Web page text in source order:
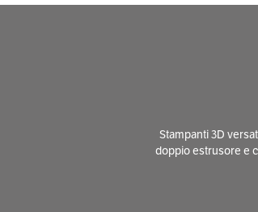
Stampanti 3D
doppio estrusore e